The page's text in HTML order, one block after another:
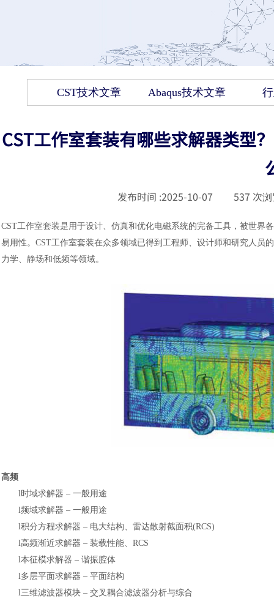
CST技术文章 Abaqus技术文章
CST工作室套装有哪些求解器类型
发布时间 :2025-10-07 537 次
CST工作室套装是用于设计、仿真和优化电磁系统的完备工具，被世界
易用性。CST工作室套装在众多领域已得到工程师、设计师和研究人员
力学、静场和低频等领域。
高频
l时域求解器 ‒ 一般用途
l频域求解器 ‒ 一般用途
l积分方程求解器 ‒ 电大结构、雷达散射截面积(RCS)
l高频渐近求解器 ‒ 装载性能、RCS
l本征模求解器 ‒ 谐振腔体
l多层平面求解器 ‒ 平面结构
l三维滤波器模块 ‒ 交叉耦合滤波器分析与综合